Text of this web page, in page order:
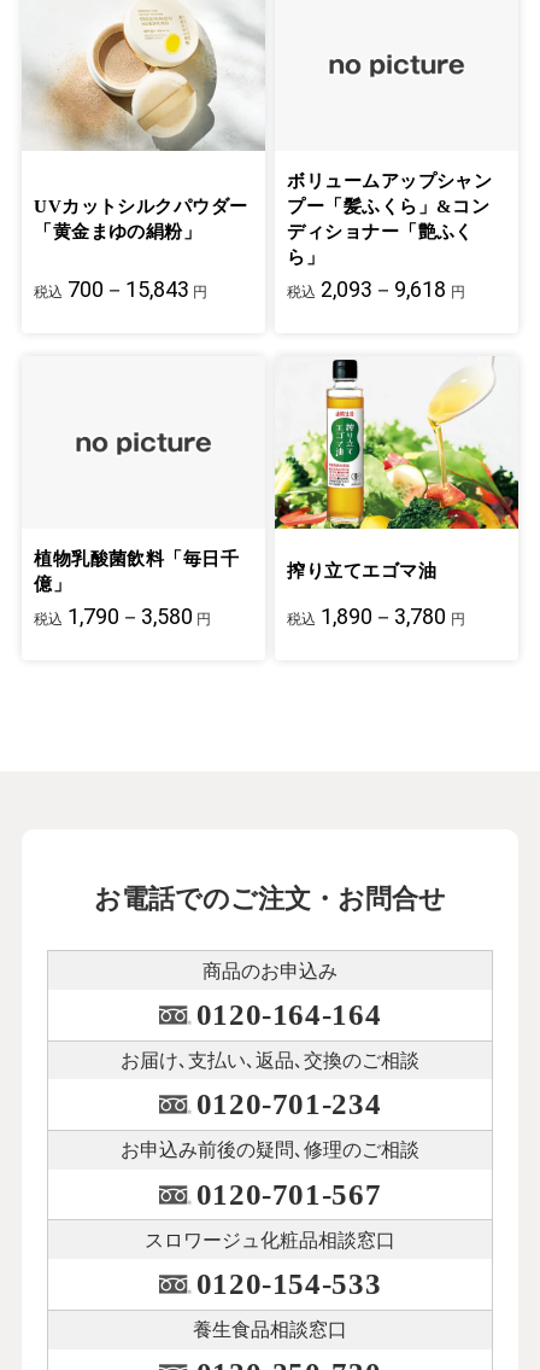
UVカットシルクパウダー
「黄金まゆの絹粉」
税込 700－15,843 円
ボリュームアップシャン
プー「髪ふくら」&コン
ディショナー「艶ふく
ら」
税込 2,093－9,618 円
植物乳酸菌飲料「毎日千
億」
税込 1,790－3,580 円
搾り立てエゴマ油
税込 1,890－3,780 円
お電話でのご注文・お問合せ
商品のお申込み
0120-164-164
お届け､支払い､ 返品､交換のご相談
0120-701-234
お申込み前後の疑問､修理のご相談
0120-701-567
スロワージュ化粧品相談窓口
0120-154-533
養生食品相談窓口